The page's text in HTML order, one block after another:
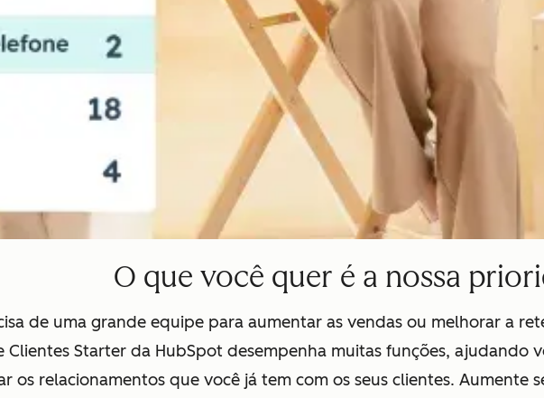
O que você quer é a nossa
de uma grande equipe para aumentar as vendas ou melhorar a
Clientes Starter da HubSpot desempenha muitas funções, ajudando
os relacionamentos que você já tem com os seus clientes. Aumente